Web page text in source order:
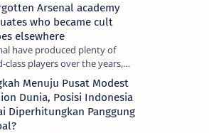
Arsenal academy
who became cult
elsewhere
have produced plenty of
class players over the years,
not all of them make the
Emirates. For every Tony
Menuju Pusat Modest
Dunia, Posisi Indonesia
Diperhitungkan Panggung